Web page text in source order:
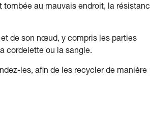
tombée au mauvais endroit, la
de son nœud, y compris les parties
cordelette ou la sangle.
les, afin de les recycler de manière